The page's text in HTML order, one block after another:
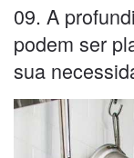
09. A
podem ser
sua